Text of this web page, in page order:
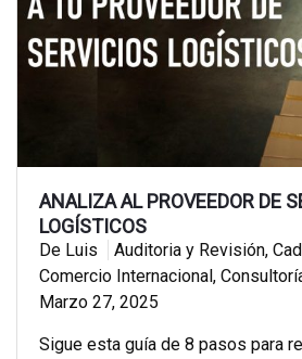
ANALIZA AL PROVEEDOR DE
LOGÍSTICOS
De Luis Auditoria y Revisión,
Comercio Internacional ,
Marzo 27, 2025
Sigue esta guía de 8 pasos para